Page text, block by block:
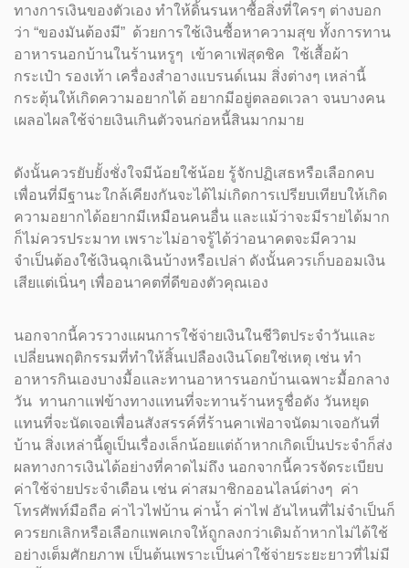
ทางการเงินของตัวเอง ทำให้ดิ้นรนหาซื้อสิ่งที่ใครๆ ต่างบอก
ว่า “ของมันต้องมี” ด้วยการใช้เงินซื้อหาความสุข ทั้งการทาน
อาหารนอกบ้านในร้านหรูๆ เข้าคาเฟ่สุดชิค ใช้เสื้อผ้า
กระเป๋า รองเท้า เครื่องสำอางแบรนด์เนม สิ่งต่างๆ เหล่านี้
กระตุ้นให้เกิดความอยากได้ อยากมีอยู่ตลอดเวลา จนบางคน
เผลอไผลใช้จ่ายเงินเกินตัวจนก่อหนี้สินมากมาย
ดังนั้นควรยับยั้งชั่งใจมีน้อยใช้น้อย รู้จักปฏิเสธหรือเลือกคบ
เพื่อนที่มีฐานะใกล้เคียงกันจะได้ไม่เกิดการเปรียบเทียบให้เกิด
ความอยากได้อยากมีเหมือนคนอื่น และแม้ว่าจะมีรายได้มาก
ก็ไม่ควรประมาท เพราะไม่อาจรู้ได้ว่าอนาคตจะมีความ
จำเป็นต้องใช้เงินฉุกเฉินบ้างหรือเปล่า ดังนั้นควรเก็บออมเงิน
เสียแต่เนิ่นๆ เพื่ออนาคตที่ดีของตัวคุณเอง
นอกจากนี้ควรวางแผนการใช้จ่ายเงินในชีวิตประจำวันและ
เปลี่ยนพฤติกรรมที่ทำให้สิ้นเปลืองเงินโดยใช่เหตุ เช่น ทำ
อาหารกินเองบางมื้อและทานอาหารนอกบ้านเฉพาะมื้อกลาง
วัน ทานกาแฟข้างทางแทนที่จะทานร้านหรูชื่อดัง วันหยุด
แทนที่จะนัดเจอเพื่อนสังสรรค์ที่ร้านคาเฟ่อาจนัดมาเจอกันที่
บ้าน สิ่งเหล่านี้ดูเป็นเรื่องเล็กน้อยแต่ถ้าหากเกิดเป็นประจำก็ส่ง
ผลทางการเงินได้อย่างที่คาดไม่ถึง นอกจากนี้ควรจัดระเบียบ
ค่าใช้จ่ายประจำเดือน เช่น ค่าสมาชิกออนไลน์ต่างๆ ค่า
โทรศัพท์มือถือ ค่าไวไฟบ้าน ค่าน้ำ ค่าไฟ อันไหนที่ไม่จำเป็นก็
ควรยกเลิกหรือเลือกแพคเกจให้ถูกลงกว่าเดิมถ้าหากไม่ได้ใช้
อย่างเต็มศักยภาพ เป็นต้นเพราะเป็นค่าใช้จ่ายระยะยาวที่ไม่มี